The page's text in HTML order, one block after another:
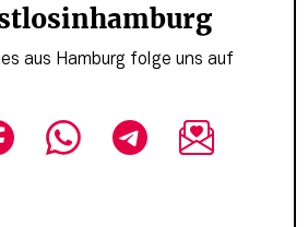
aus Hamburg folge uns auf